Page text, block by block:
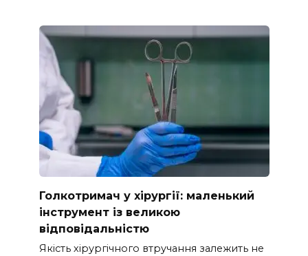
Голкотримач у хірургії: маленький
інструмент із великою
відповідальністю
Якість хірургічного втручання залежить не